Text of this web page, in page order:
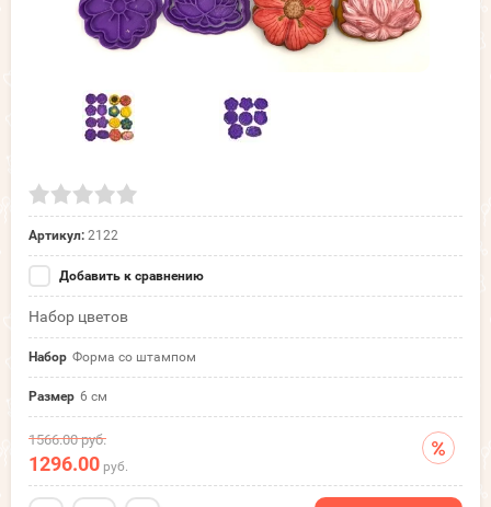
Артикул: 2122
Добавить к сравнению
Набор цветов
Набор Форма со штампом
Размер 6 см
1566.00руб.
1296.00 руб.